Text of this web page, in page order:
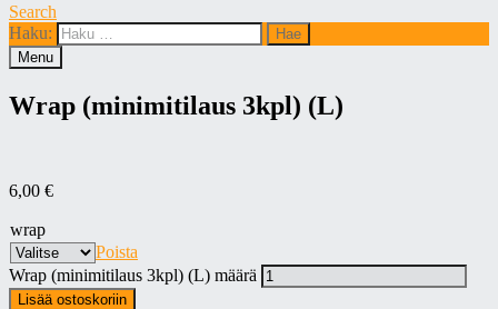
Search
Haku:
Menu
Wrap (minimitilaus 3kpl) (L)
6,00 €
wrap
Poista
Wrap (minimitilaus 3kpl) (L) määrä
Lisää ostoskoriin